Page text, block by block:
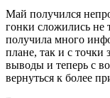
Май получился
гонки сложились не
получила много
плане, так и с точки
выводы и теперь с
вернуться к более